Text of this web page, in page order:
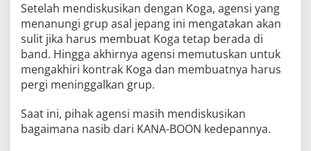
Setelah mendiskusikan dengan Koga, agensi yang
menanungi grup asal jepang ini mengatakan akan
sulit jika harus membuat Koga tetap berada di
band. Hingga akhirnya agensi memutuskan untuk
mengakhiri kontrak Koga dan membuatnya harus
pergi meninggalkan grup.
Saat ini, pihak agensi masih mendiskusikan
bagaimana nasib dari KANA-BOON kedepannya.